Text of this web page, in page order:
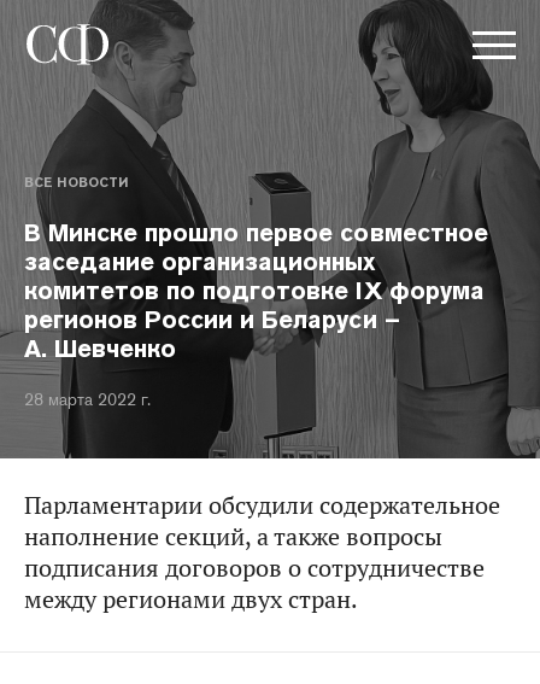
ВСЕ НОВОСТИ
В Минске прошло первое совместное
заседание организационных
комитетов по подготовке IX форума
регионов России и Беларуси –
А. Шевченко
28 марта 2022 г.
Парламентарии обсудили содержательное
наполнение секций, а также вопросы
подписания договоров о сотрудничестве
между регионами двух стран.